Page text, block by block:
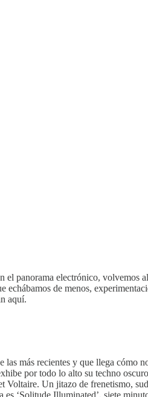
panorama electrónico, volvemos
echábamos de menos,
aquí.
las más recientes y que llega
por todo lo alto su techno
Un jitazo de frenetismo,
‘Solitude Illuminated’, siete